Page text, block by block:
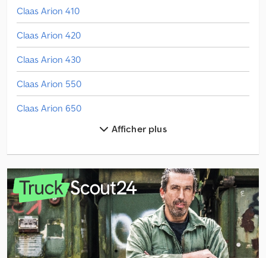
Claas Arion 410
Claas Arion 420
Claas Arion 430
Claas Arion 550
Claas Arion 650
Claas Autres Appareils
Claas Autres Herses
Claas Axion 850
Claas Fl 100
Claas Fl 120
Claas Machine De Récolte
Afficher plus